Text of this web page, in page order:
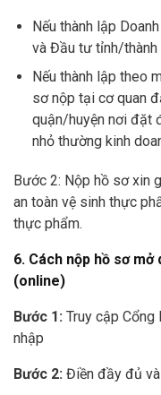
Nếu thành lập
và Đầu tư tỉnh/thành
Nếu thành lập theo
sơ nộp tại cơ quan
quận/huyện nơi đặt
nhỏ thường kinh
Bước 2: Nộp hồ sơ xin
an toàn vệ sinh thực
thực phẩm.
6. Cách nộp hồ sơ
(online)
Bước 1: Truy cập Cổng
nhập
Bước 2: Điền đầy đủ